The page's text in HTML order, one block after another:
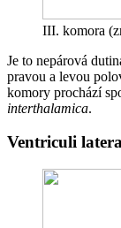
III. komora
Je to nepárová
pravou a levou
komory prochází
interthalamica.
Ventriculi